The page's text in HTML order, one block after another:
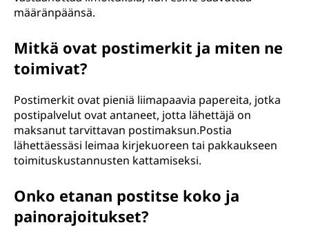
määränpäänsä.
Mitkä ovat postimerkit ja miten ne
toimivat?
Postimerkit ovat pieniä liimapaavia papereita, jotka
postipalvelut ovat antaneet, jotta lähettäjä on
maksanut tarvittavan postimaksun.Postia
lähettäessäsi leimaa kirjekuoreen tai pakkaukseen
toimituskustannusten kattamiseksi.
Onko etanan postitse koko ja
painorajoitukset?